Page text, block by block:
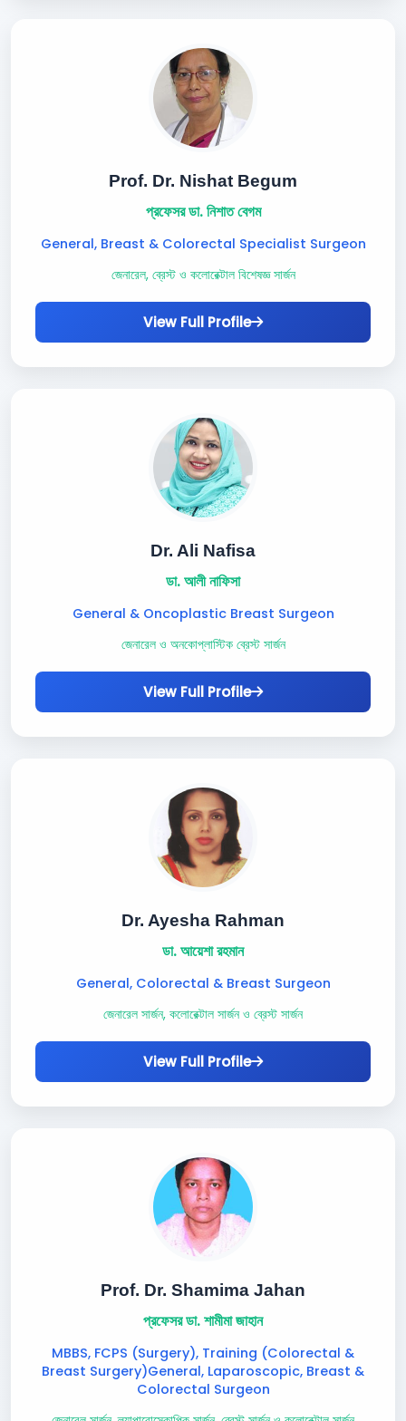
Prof. Dr. Nishat Begum
প্রফেসর ডা. নিশাত বেগম
General, Breast & Colorectal Specialist Surgeon
জেনারেল, ব্রেস্ট ও কলোরেক্টাল বিশেষজ্ঞ সার্জন
View Full Profile
Dr. Ali Nafisa
ডা. আলী নাফিসা
General & Oncoplastic Breast Surgeon
জেনারেল ও অনকোপ্লাস্টিক ব্রেস্ট সার্জন
View Full Profile
Dr. Ayesha Rahman
ডা. আয়েশা রহমান
General, Colorectal & Breast Surgeon
জেনারেল সার্জন, কলোরেক্টাল সার্জন ও ব্রেস্ট সার্জন
View Full Profile
Prof. Dr. Shamima Jahan
প্রফেসর ডা. শামীমা জাহান
MBBS, FCPS (Surgery), Training (Colorectal &
Breast Surgery)General, Laparoscopic, Breast &
Colorectal Surgeon